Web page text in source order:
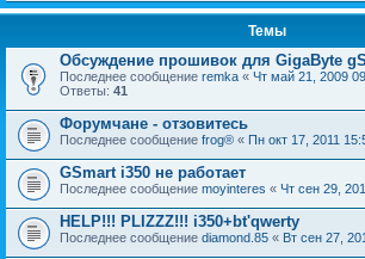
Темы
Обсуждение прошивок для GigaByte
Последнее сообщение remka « Чт май 21, 2009
Ответы: 41
Форумчане - отзовитесь
Последнее сообщение frog® « Пн окт 17, 2011
GSmart i350 не работает
Последнее сообщение moyinteres « Чт сен 29,
HELP!!! PLIZZZ!!! i350+bt'qwerty
Последнее сообщение diamond.85 « Вт сен 27,